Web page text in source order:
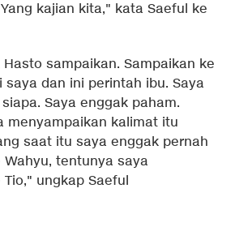
kajian kita," kata Saeful ke
sampaikan. Sampaikan ke
saya dan ini perintah ibu. Saya
Saya enggak paham.
menyampaikan kalimat itu
saat itu saya enggak pernah
tentunya saya
ungkap Saeful